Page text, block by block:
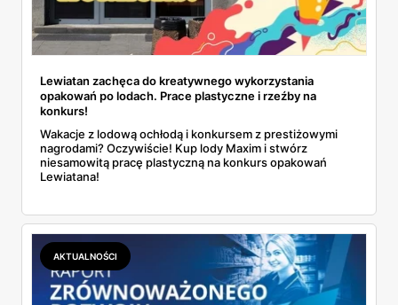
Lewiatan zachęca do kreatywnego wykorzystania
opakowań po lodach. Prace plastyczne i rzeźby na
konkurs!
Wakacje z lodową ochłodą i konkursem z prestiżowymi
nagrodami? Oczywiście! Kup lody Maxim i stwórz
niesamowitą pracę plastyczną na konkurs opakowań
Lewiatana!
AKTUALNOŚCI